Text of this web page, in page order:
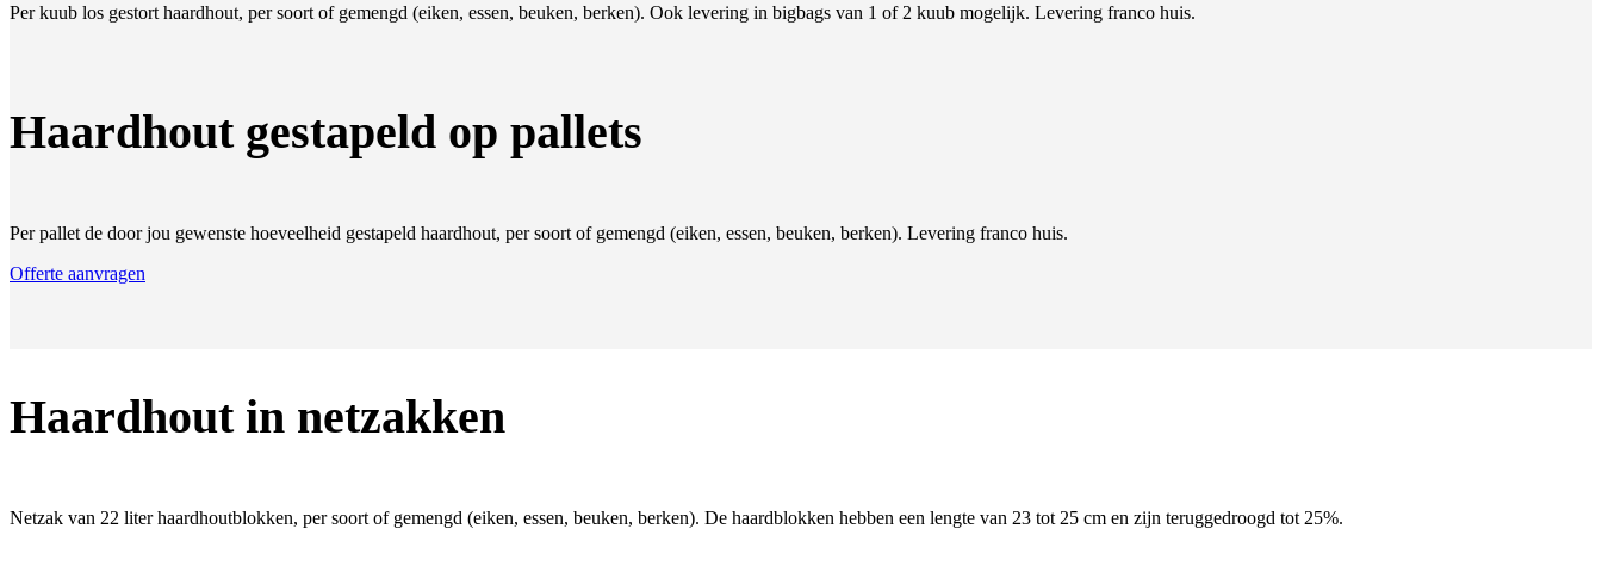
Per kuub los gestort haardhout, per soort of gemengd (eiken, essen, beuken, berken). Ook levering in bigbags van 1 of 2 kuub mogelijk. Levering franco huis.
Haardhout gestapeld op pallets
Per pallet de door jou gewenste hoeveelheid gestapeld haardhout, per soort of gemengd (eiken, essen, beuken, berken). Levering franco huis.
Offerte aanvragen
Haardhout in netzakken
Netzak van 22 liter haardhoutblokken, per soort of gemengd (eiken, essen, beuken, berken). De haardblokken hebben een lengte van 23 tot 25 cm en zijn teruggedroogd tot 25%.